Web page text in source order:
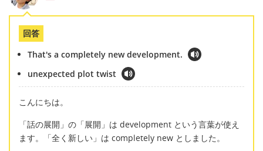
回答
That's a completely new development.
unexpected plot twist
こんにちは。
「話の展開」の「展開」は development という言葉が使え
ます。「全く新しい」は completely new としました。